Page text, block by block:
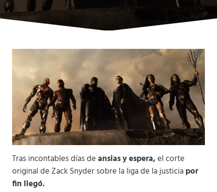
Tras incontables días deansias y espera,el corte
original de Zack Snyder sobre la liga de la justiciapor
fin llegó.